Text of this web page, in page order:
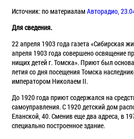
Источник: по материаламАвторадио,
Для сведения.
22 апреля 1903 года газета «Сибирская
апреля 1903 года совершено освящение
нищих детей г. Томска». Приют был
летия со дня посещения Томска
императором Николаем II.
До 1920 года приют содержался на
самоуправления. С 1920 детский дом
Еланской, 40. Сменив еще два адреса, в
специально построенное здание.